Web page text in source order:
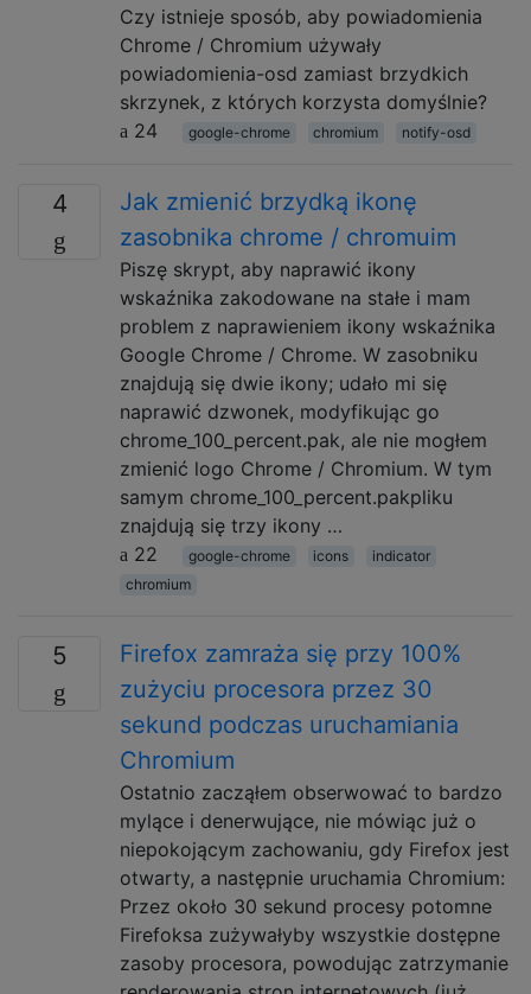
Czy istnieje sposób, aby powiadomienia
Chrome / Chromium używały
powiadomienia-osd zamiast brzydkich
skrzynek, z których korzysta domyślnie?
24
google-chrome chromium notify-osd
4
Jak zmienić brzydką ikonę
zasobnika chrome / chromuim
Piszę skrypt, aby naprawić ikony
wskaźnika zakodowane na stałe i mam
problem z naprawieniem ikony wskaźnika
Google Chrome / Chrome. W zasobniku
znajdują się dwie ikony; udało mi się
naprawić dzwonek, modyfikując go
chrome_100_percent.pak, ale nie mogłem
zmienić logo Chrome / Chromium. W tym
samym chrome_100_percent.pakpliku
znajdują się trzy ikony …
22
google-chrome icons
indicator
chromium
5
Firefox zamraża się przy 100%
zużyciu procesora przez 30
sekund podczas uruchamiania
Chromium
Ostatnio zacząłem obserwować to bardzo
mylące i denerwujące, nie mówiąc już o
niepokojącym zachowaniu, gdy Firefox jest
otwarty, a następnie uruchamia Chromium:
Przez około 30 sekund procesy potomne
Firefoksa zużywałyby wszystkie dostępne
zasoby procesora, powodując zatrzymanie